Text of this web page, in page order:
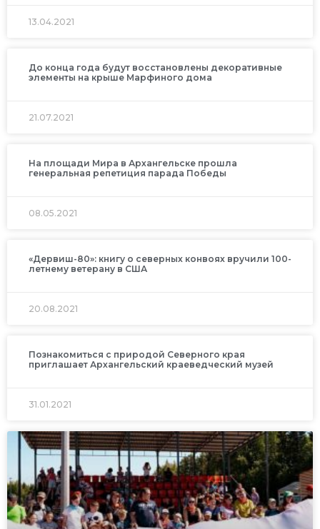
13.04.2021
До конца года будут восстановлены декоративные
элементы на крыше Марфиного дома
21.07.2021
На площади Мира в Архангельске прошла
генеральная репетиция парада Победы
08.05.2021
«Дервиш-80»: книгу о северных конвоях вручили 100-
летнему ветерану в США
20.08.2021
Познакомиться с природой Северного края
приглашает Архангельский краеведческий музей
31.01.2021